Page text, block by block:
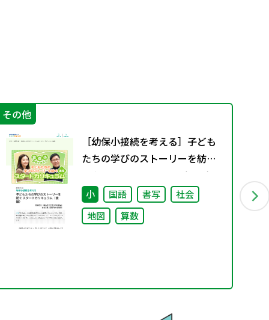
その他
［幼保小接続を考える］子ども
たちの学びのストーリーを紡ぐ
スタートカリキュラム（後編）
小 国語 書写
社会
地図
算数